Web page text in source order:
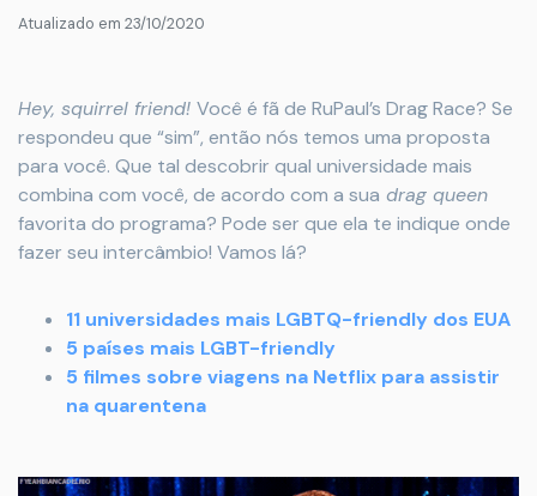
Atualizado em 23/10/2020
Hey, squirrel friend! Você é fã de RuPaul’s Drag Race? Se
respondeu que “sim”, então nós temos uma proposta
para você. Que tal descobrir qual universidade mais
combina com você, de acordo com a sua drag queen
favorita do programa? Pode ser que ela te indique onde
fazer seu intercâmbio! Vamos lá?
11 universidades mais LGBTQ-friendly dos EUA
5 países mais LGBT-friendly
5 filmes sobre viagens na Netflix para assistir
na quarentena